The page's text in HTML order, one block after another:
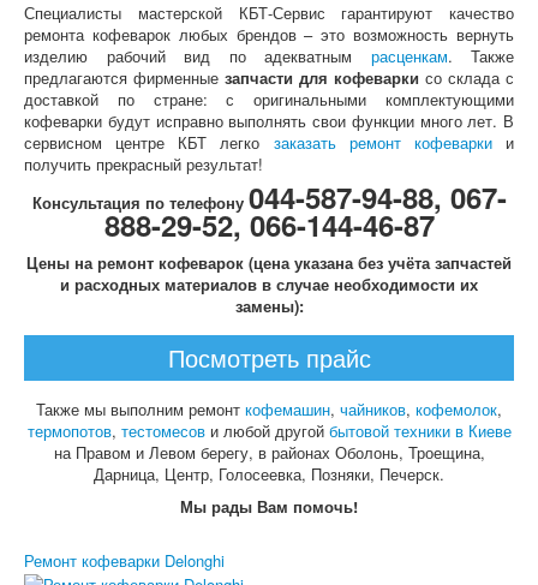
Специалисты мастерской КБТ-Сервис гарантируют качество
ремонта кофеварок любых брендов – это возможность вернуть
изделию рабочий вид по адекватным расценкам. Также
предлагаются фирменные запчасти для кофеварки со склада с
доставкой по стране: с оригинальными комплектующими
кофеварки будут исправно выполнять свои функции много лет. В
сервисном центре КБТ легко заказать ремонт кофеваркии
получить прекрасный результат!
Консультация по телефону 044-587-94-88, 067-
888-29-52, 066-144-46-87
Цены на ремонт кофеварок (цена указана без учёта запчастей
и расходных материалов в случае необходимости их
замены):
Посмотреть прайс
Также мы выполним ремонт кофемашин, чайников, кофемолок,
термопотов, тестомесови любой другой бытовой техники в Киеве
на Правом и Левом берегу, в районах Оболонь, Троещина,
Дарница, Центр, Голосеевка, Позняки, Печерск.
Мы рады Вам помочь!
Ремонт кофеварки Delonghi